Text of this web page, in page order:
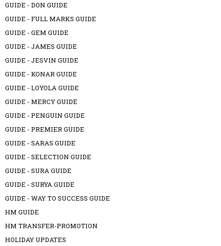
GUIDE - DON GUIDE
GUIDE - FULL MARKS GUIDE
GUIDE - GEM GUIDE
GUIDE - JAMES GUIDE
GUIDE - JESVIN GUIDE
GUIDE - KONAR GUIDE
GUIDE - LOYOLA GUIDE
GUIDE - MERCY GUIDE
GUIDE - PENGUIN GUIDE
GUIDE - PREMIER GUIDE
GUIDE - SARAS GUIDE
GUIDE - SELECTION GUIDE
GUIDE - SURA GUIDE
GUIDE - SURYA GUIDE
GUIDE - WAY TO SUCCESS GUIDE
HM GUIDE
HM TRANSFER-PROMOTION
HOLIDAY UPDATES